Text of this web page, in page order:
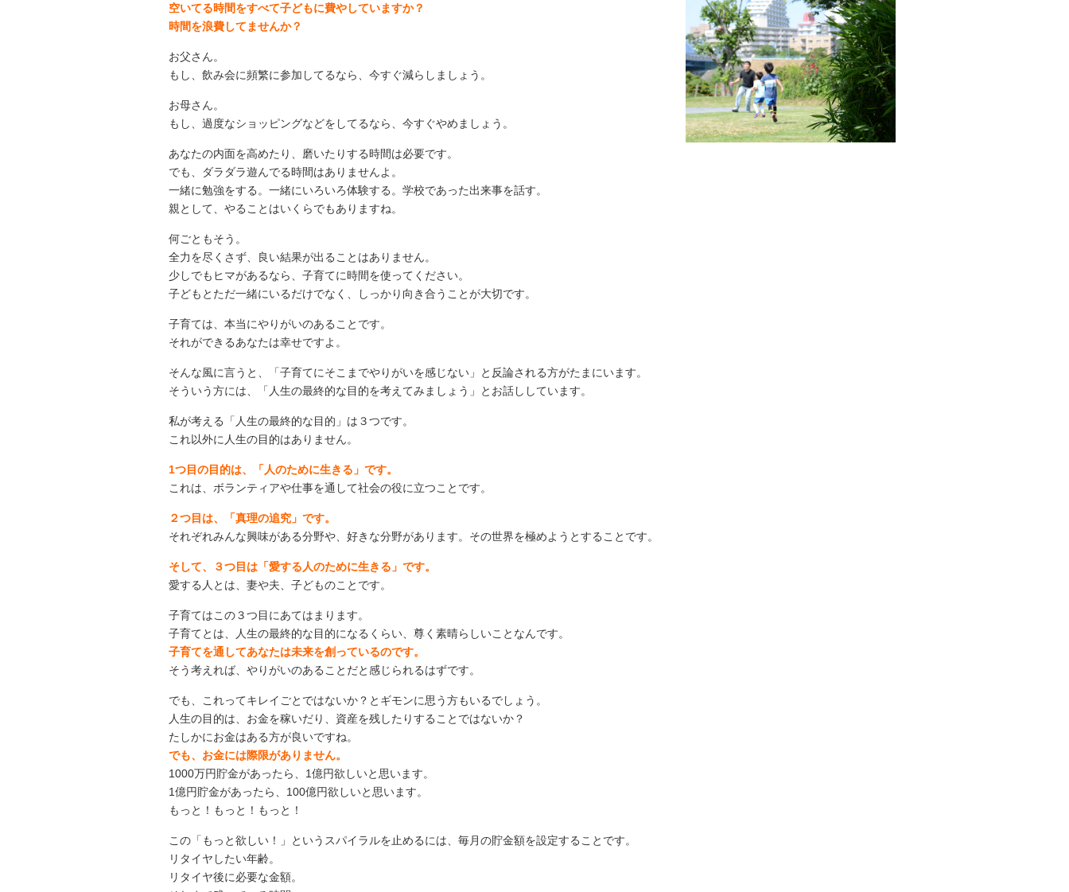
空いてる時間をすべて子どもに費やしていますか？
時間を浪費してませんか？
お父さん。
もし、飲み会に頻繁に参加してるなら、今すぐ減らしましょう。
お母さん。
もし、過度なショッピングなどをしてるなら、今すぐやめましょう。
あなたの内面を高めたり、磨いたりする時間は必要です。
でも、ダラダラ遊んでる時間はありませんよ。
一緒に勉強をする。一緒にいろいろ体験する。学校であった出来事を話す。
親として、やることはいくらでもありますね。
何ごともそう。
全力を尽くさず、良い結果が出ることはありません。
少しでもヒマがあるなら、子育てに時間を使ってください。
子どもとただ一緒にいるだけでなく、しっかり向き合うことが大切です。
子育ては、本当にやりがいのあることです。
それができるあなたは幸せですよ。
そんな風に言うと、「子育てにそこまでやりがいを感じない」と反論される方がたまにいます。
そういう方には、「人生の最終的な目的を考えてみましょう」とお話ししています。
私が考える「人生の最終的な目的」は３つです。
これ以外に人生の目的はありません。
1つ目の目的は、「人のために生きる」です。
これは、ボランティアや仕事を通して社会の役に立つことです。
２つ目は、「真理の追究」です。
それぞれみんな興味がある分野や、好きな分野があります。その世界を極めようとすることです。
そして、３つ目は「愛する人のために生きる」です。
愛する人とは、妻や夫、子どものことです。
子育てはこの３つ目にあてはまります。
子育てとは、人生の最終的な目的になるくらい、尊く素晴らしいことなんです。
子育てを通してあなたは未来を創っているのです。
そう考えれば、やりがいのあることだと感じられるはずです。
でも、これってキレイごとではないか？とギモンに思う方もいるでしょう。
人生の目的は、お金を稼いだり、資産を残したりすることではないか？
たしかにお金はある方が良いですね。
でも、お金には際限がありません。
1000万円貯金があったら、1億円欲しいと思います。
1億円貯金があったら、100億円欲しいと思います。
もっと！もっと！もっと！
この「もっと欲しい！」というスパイラルを止めるには、毎月の貯金額を設定することです。
リタイヤしたい年齢。
リタイヤ後に必要な金額。